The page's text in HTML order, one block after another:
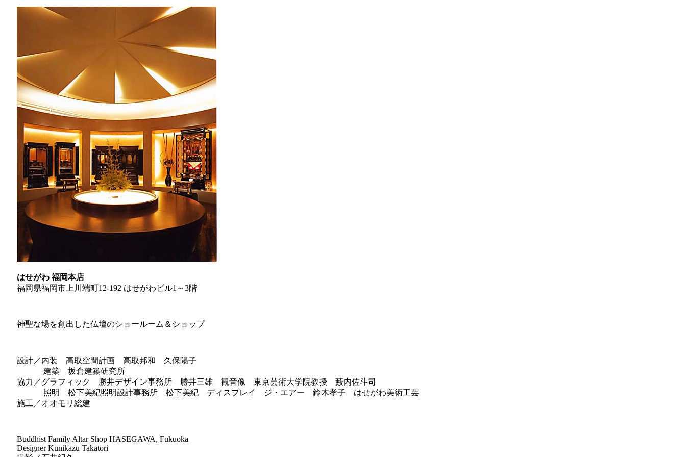
はせがわ 福岡本店
福岡県福岡市上川端町12-192 はせがわビル1～3階
神聖な場を創出した仏壇のショールーム＆ショップ
設計／内装 高取空間計画 高取邦和 久保陽子
建築 坂倉建築研究所
協力／グラフィック 勝井デザイン事務所 勝井三雄 観音像 東京芸術大学院教授 藪内佐斗司
照明 松下美紀照明設計事務所 松下美紀 ディスプレイ ジ・エアー 鈴木孝子 はせがわ美術工芸
施工／オオモリ総建
Buddhist Family Altar Shop HASEGAWA, Fukuoka
Designer Kunikazu Takatori